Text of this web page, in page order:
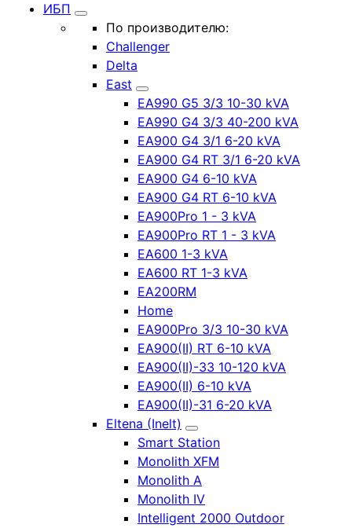
ИБП
По производителю:
Challenger
Delta
East
EA990 G5 3/3 10-30 kVA
EA990 G4 3/3 40-200 kVA
EA900 G4 3/1 6-20 kVA
EA900 G4 RT 3/1 6-20 kVA
EA900 G4 6-10 kVA
EA900 G4 RT 6-10 kVA
EA900Pro 1 - 3 kVA
EA900Pro RT 1 - 3 kVA
EA600 1-3 kVA
EA600 RT 1-3 kVA
EA200RM
Home
EA900Pro 3/3 10-30 kVA
EA900(II) RT 6-10 kVA
EA900(II)-33 10-120 kVA
EA900(II) 6-10 kVA
EA900(II)-31 6-20 kVA
Eltena (Inelt)
Smart Station
Monolith XFM
Monolith A
Monolith IV
Intelligent 2000 Outdoor